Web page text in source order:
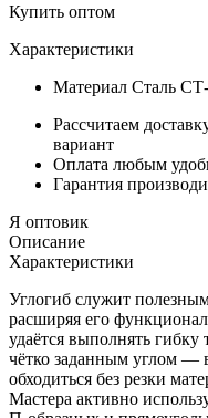
Купить оптом
Характеристики
Материал Сталь
Рассчитаем
вариант
Оплата любым
Гарантия
Я оптовик
Описание
Характеристики
Углогиб служит
расширяя его
удаётся выполнять
чётко заданным углом —
обходиться без резки
Мастера активно